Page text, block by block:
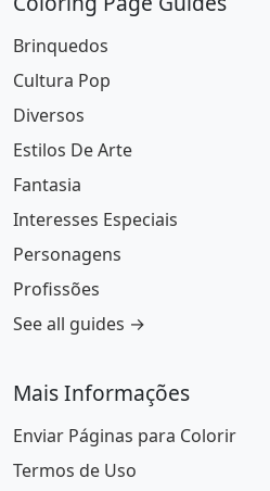
Brinquedos
Cultura Pop
Diversos
Estilos De Arte
Fantasia
Interesses Especiais
Personagens
Profissões
See all guides →
Mais Informações
Enviar Páginas para Colorir
Termos de Uso